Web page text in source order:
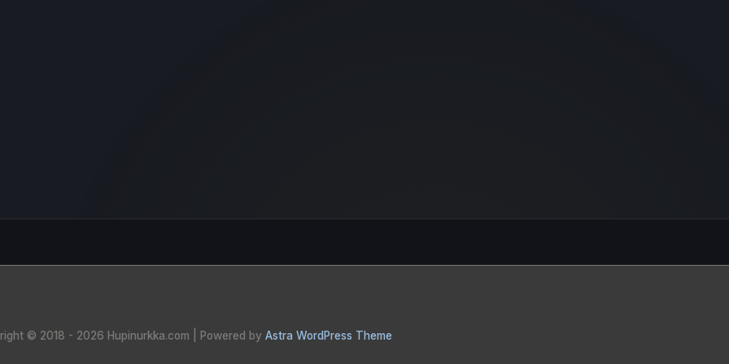
© 2018 - 2026 Hupinurkka.com | Powered by Astra WordPress Theme